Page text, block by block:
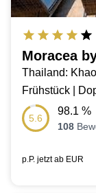
Moracea
Thailand:
Frühstück |
5.6
98.1 %
108
p.P. jetzt ab EUR